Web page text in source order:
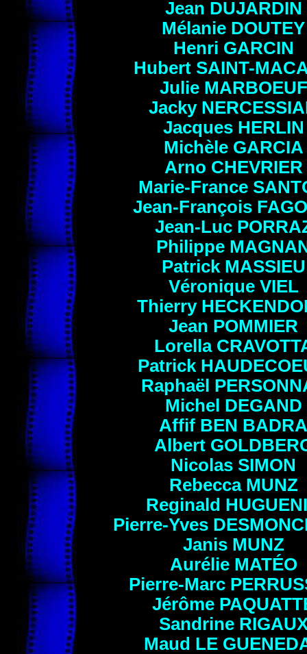
Jean DUJARDIN
Mélanie DOUTEY
Henri GARCIN
Hubert SAINT-
Julie MARBOEUF
Jacky
Jacques HERLIN
Michèle GARCIA
Arno CHEVRIER
Marie-France
Jean-François
Jean-Luc
Philippe
Patrick MASSIEU
Véronique VIEL
Thierry
Jean POMMIER
Lorella
Patrick
Raphaël
Michel DEGAND
Affif BEN BADRA
Albert
Nicolas SIMON
Rebecca MUNZ
Reginald
Pierre-Yves
Janis MUNZ
Aurélie MATÉO
Pierre-Marc
Jérôme
Sandrine
Maud LE